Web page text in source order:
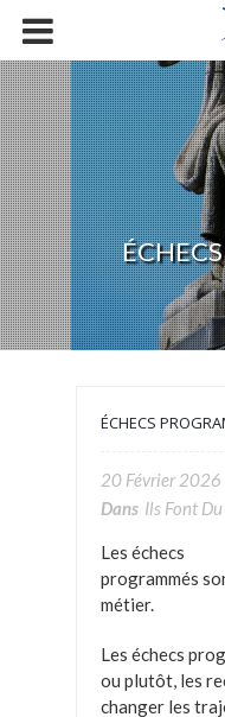
ÉCHECS
20 Février 2026
Dans Ils Font
Les échecs
programmés
métier.
Les échecs
ou plutôt, les
changer les